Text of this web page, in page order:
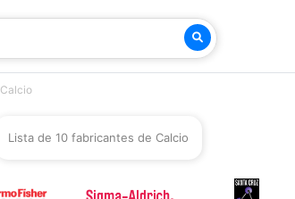
Calcio
Lista de 10 fabricantes de Calcio